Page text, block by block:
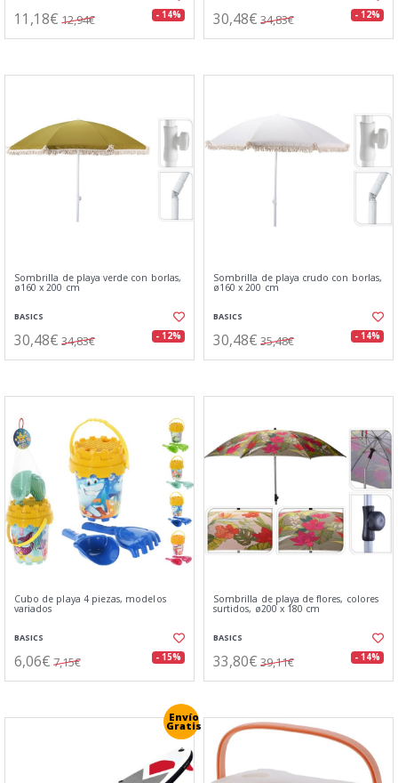
11,18€ 12,94€ - 14% 30,48€ 34,83€ - 12%
Sombrilla de playa verde con borlas,
ø160 x 200 cm
BASICS
30,48€ 34,83€ - 12%
Sombrilla de playa crudo con borlas,
ø160 x 200 cm
BASICS
30,48€ 35,48€ - 14%
Cubo de playa 4 piezas, modelos
variados
BASICS
6,06€ 7,15€ - 15%
Sombrilla de playa de flores, colores
surtidos, ø200 x 180 cm
BASICS
33,80€ 39,11€ - 14%
Envío
Gratis